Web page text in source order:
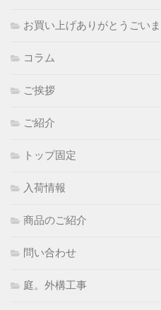
お買い上げありがとうごい
コラム
ご挨拶
ご紹介
トップ固定
入荷情報
商品のご紹介
問い合わせ
庭。外構工事